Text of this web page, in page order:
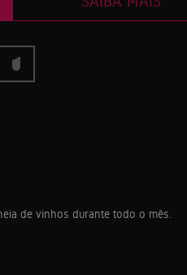
de vinhos durante todo o mês.